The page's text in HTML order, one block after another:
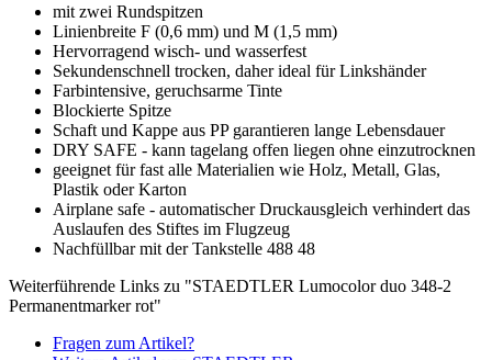
mit zwei Rundspitzen
Linienbreite F (0,6 mm) und M (1,5 mm)
Hervorragend wisch- und wasserfest
Sekundenschnell trocken, daher ideal für Linkshänder
Farbintensive, geruchsarme Tinte
Blockierte Spitze
Schaft und Kappe aus PP garantieren lange Lebensdauer
DRY SAFE - kann tagelang offen liegen ohne einzutrocknen
geeignet für fast alle Materialien wie Holz, Metall, Glas,
Plastik oder Karton
Airplane safe - automatischer Druckausgleich verhindert das
Auslaufen des Stiftes im Flugzeug
Nachfüllbar mit der Tankstelle 488 48
Weiterführende Links zu "STAEDTLER Lumocolor duo 348-2
Permanentmarker rot"
Fragen zum Artikel?